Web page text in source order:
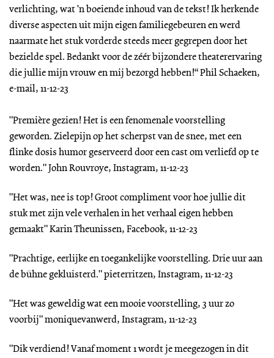
verlichting, wat 'n boeiende inhoud van de tekst! Ik herkende
diverse aspecten uit mijn eigen familiegebeuren en werd
naarmate het stuk vorderde steeds meer gegrepen door het
bezielde spel. Bedankt voor de zéér bijzondere theaterervaring
die jullie mijn vrouw en mij bezorgd hebben!“ Phil Schaeken,
e-mail, 11-12-23
"Première gezien! Het is een fenomenale voorstelling
geworden. Zielepijn op het scherpst van de snee, met een
flinke dosis humor geserveerd door een cast om verliefd op te
worden." John Rouvroye, Instagram, 11-12-23
"Het was, nee is top! Groot compliment voor hoe jullie dit
stuk met zijn vele verhalen in het verhaal eigen hebben
gemaakt" Karin Theunissen, Facebook, 11-12-23
"Prachtige, eerlijke en toegankelijke voorstelling. Drie uur aan
de bühne gekluisterd." pieterritzen, Instagram, 11-12-23
"Het was geweldig wat een mooie voorstelling, 3 uur zo
voorbij" moniquevanwerd, Instagram, 11-12-23
"Dik verdiend! Vanaf moment 1 wordt je meegezogen in dit